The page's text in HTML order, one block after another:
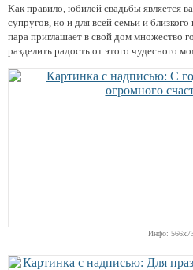
Как правило, юбилей свадьбы является
супругов, но и для всей семьи и
пара приглашает в свой дом множество
разделить радость от этого чудесного
Инфо: